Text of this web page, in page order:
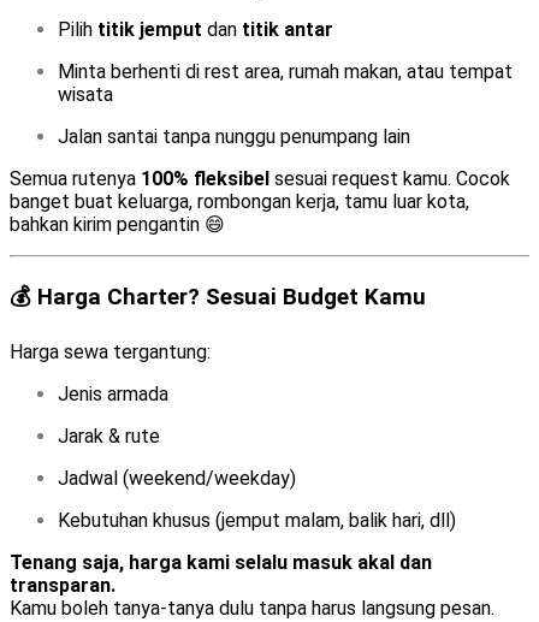
Pilih titik jemput dan titik antar
Minta berhenti di rest area, rumah makan, atau tempat
wisata
Jalan santai tanpa nunggu penumpang lain
Semua rutenya 100% fleksibel sesuai request kamu. Cocok
banget buat keluarga, rombongan kerja, tamu luar kota,
bahkan kirim pengantin 😄
💰 Harga Charter? Sesuai Budget Kamu
Harga sewa tergantung:
Jenis armada
Jarak & rute
Jadwal (weekend/weekday)
Kebutuhan khusus (jemput malam, balik hari, dll)
Tenang saja, harga kami selalu masuk akal dan
transparan.
Kamu boleh tanya-tanya dulu tanpa harus langsung pesan.